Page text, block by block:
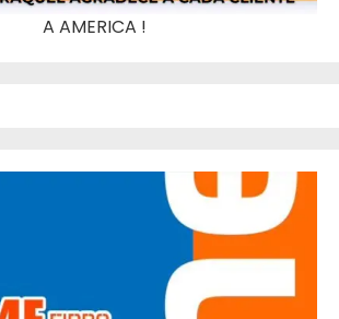
A AMERICA !